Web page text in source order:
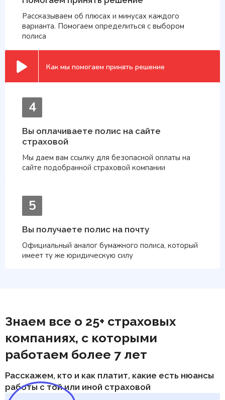
Рассказываем об плюсах и минусах каждого
варианта. Помогаем определиться с выбором
полиса
Как мы помогаем принять решение
4
Вы оплачиваете полис на сайте
страховой
Мы даем вам ссылку для безопасной оплаты на
сайте подобранной страховой компании
5
Вы получаете полис на почту
Официальный аналог бумажного полиса, который
имеет ту же юридическую силу
Знаем все о 25+ страховых
компаниях, с которыми
работаем более 7 лет
Расскажем, кто и как платит, какие есть нюансы
работы с той или иной страховой